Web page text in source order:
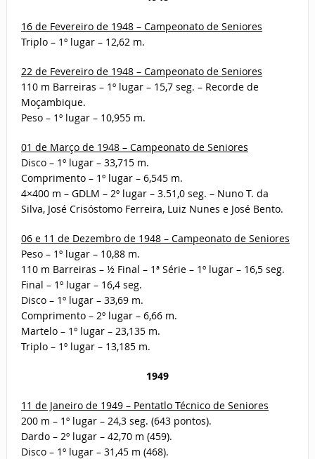
16 de Fevereiro de 1948 – Campeonato de Seniores
Triplo – 1º lugar – 12,62 m.
22 de Fevereiro de 1948 – Campeonato de Seniores
110 m Barreiras – 1º lugar – 15,7 seg. – Recorde de
Moçambique.
Peso – 1º lugar – 10,955 m.
01 de Março de 1948 – Campeonato de Seniores
Disco – 1º lugar – 33,715 m.
Comprimento – 1º lugar – 6,545 m.
4×400 m – GDLM – 2º lugar – 3.51,0 seg. – Nuno T. da
Silva, José Crisóstomo Ferreira, Luiz Nunes e José Bento.
06 e 11 de Dezembro de 1948 – Campeonato de Seniores
Peso – 1º lugar – 10,88 m.
110 m Barreiras – ½ Final – 1ª Série – 1º lugar – 16,5 seg.
Final – 1º lugar – 16,4 seg.
Disco – 1º lugar – 33,69 m.
Comprimento – 2º lugar – 6,66 m.
Martelo – 1º lugar – 23,135 m.
Triplo – 1º lugar – 13,185 m.
1949
11 de Janeiro de 1949 – Pentatlo Técnico de Seniores
200 m – 1º lugar – 24,3 seg. (643 pontos).
Dardo – 2º lugar – 42,70 m (459).
Disco – 1º lugar – 31,45 m (468).